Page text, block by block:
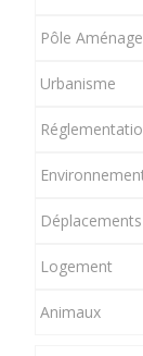
Pôle
Urbanisme
Déplacements
Logement
Animaux